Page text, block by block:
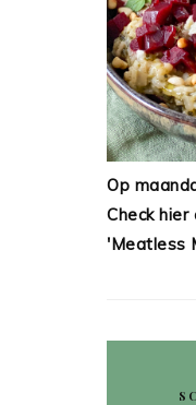
Op
Check
'Meatless